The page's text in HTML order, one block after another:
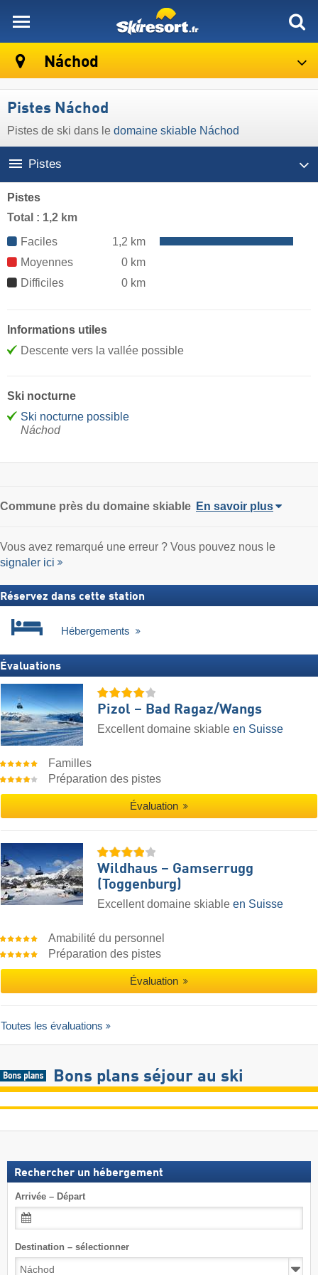
Náchod
Pistes Náchod
Pistes de ski dans le domaine skiable Náchod
Pistes
Pistes
Total : 1,2 km
Faciles
1,2 km
Moyennes
0 km
Difficiles
0 km
Informations utiles
Descente vers la vallée possible
Ski nocturne
Ski nocturne possible
Náchod
Commune près du domaine skiable En savoir plus
Vous avez remarqué une erreur ? Vous pouvez nous le
signaler ici
Réservez dans cette station
Hébergements
Évaluations
Pizol – Bad Ragaz/​Wangs
Excellent domaine skiable en Suisse
Familles
Préparation des pistes
Évaluation
Wildhaus – Gamserrugg
(Toggenburg)
Excellent domaine skiable en Suisse
Amabilité du personnel
Préparation des pistes
Évaluation
Toutes les évaluations
Bons plans séjour au ski
Rechercher un hébergement
Arrivée – Départ
Destination – sélectionner